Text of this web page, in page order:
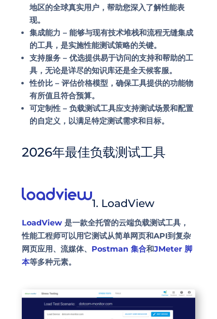
地区的全球真实用户，帮助您深入了解性能表
现。
集成能力 – 能够与现有技术堆栈和流程无缝集成
的工具，是实施性能测试策略的关键。
支持服务 – 优选提供易于访问的支持和帮助的工
具，无论是详尽的知识库还是全天候客服。
性价比 – 评估价格模型，确保工具提供的功能物
有所值且符合预算。
可定制性 – 负载测试工具应支持测试场景和配置
的自定义，以满足特定测试需求和目标。
2026年最佳负载测试工具
1. LoadView
LoadView是一款全托管的云端负载测试工具，
性能工程师可以用它测试从简单网页和API到复杂
网页应用、流媒体、 Postman 集合和JMeter 脚
本等多种元素。